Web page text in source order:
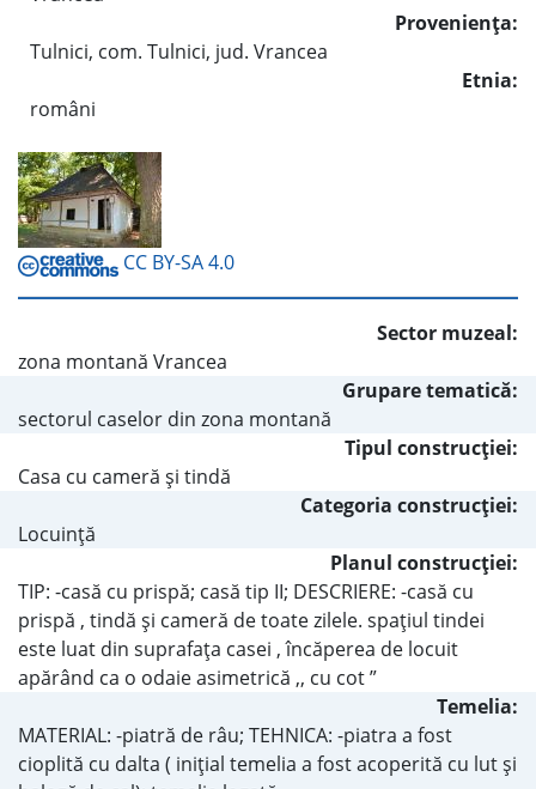
Provenienţa:
Tulnici, com. Tulnici, jud. Vrancea
Etnia:
români
CC BY-SA 4.0
Sector muzeal:
zona montană Vrancea
Grupare tematică:
sectorul caselor din zona montană
Tipul construcţiei:
Casa cu cameră şi tindă
Categoria construcţiei:
Locuinţă
Planul construcţiei:
TIP: -casă cu prispă; casă tip II; DESCRIERE: -casă cu
prispă , tindă și cameră de toate zilele. spațiul tindei
este luat din suprafața casei , încăperea de locuit
apărând ca o odaie asimetrică ,, cu cot ”
Temelia:
MATERIAL: -piatră de râu; TEHNICA: -piatra a fost
cioplită cu dalta ( iniţial temelia a fost acoperită cu lut şi